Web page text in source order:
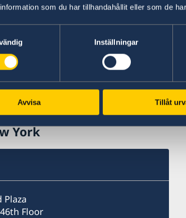
som du har tillhandahållit eller som de
Inställningar
Avvisa Tillåt
The Statement, which
includes a new
Also notable in the
Sweden assuming the
in Europe in 2021.
Last updated 20 Feb 2020,
York
Plaza
Floor